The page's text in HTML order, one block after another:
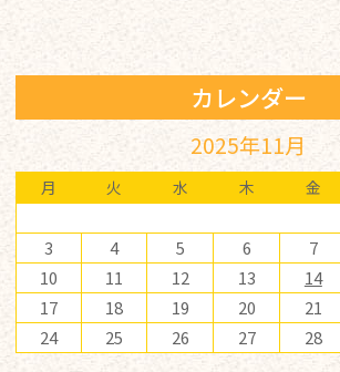
カレンダー
2025年11月
月 火 水 木 金
3
4 5 6 7
10
11 12 13 14
17
18 19 20 21
24
25 26 27 28